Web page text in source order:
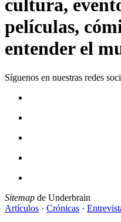
cultura,
películas,
entender el
Síguenos en nuestras redes
Sitemap de Underbrain
Artículos · Crónicas ·